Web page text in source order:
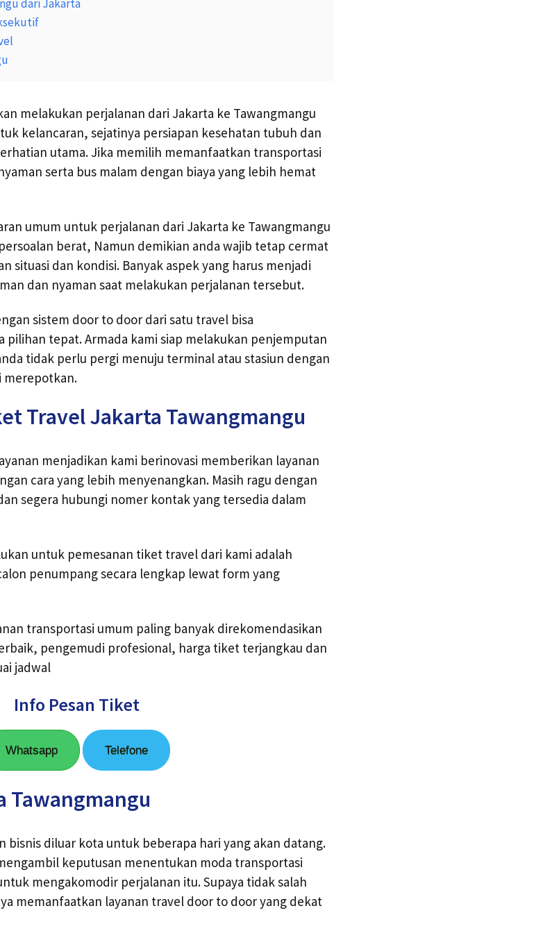
dari Jakarta
melakukan perjalanan dari Jakarta ke Tawangmangu
kelancaran, sejatinya persiapan kesehatan tubuh dan
utama. Jika memilih memanfaatkan transportasi
serta bus malam dengan biaya yang lebih hemat
umum untuk perjalanan dari Jakarta ke Tawangmangu
berat, Namun demikian anda wajib tetap cermat
situasi dan kondisi. Banyak aspek yang harus menjadi
dan nyaman saat melakukan perjalanan tersebut.
sistem door to door dari satu travel bisa
pilihan tepat. Armada kami siap melakukan penjemputan
tidak perlu pergi menuju terminal atau stasiun dengan
merepotkan.
Travel Jakarta Tawangmangu
menjadikan kami berinovasi memberikan layanan
cara yang lebih menyenangkan. Masih ragu dengan
segera hubungi nomer kontak yang tersedia dalam
untuk pemesanan tiket travel dari kami adalah
penumpang secara lengkap lewat form yang
transportasi umum paling banyak direkomendasikan
pengemudi profesional, harga tiket terjangkau dan
jadwal
Info Pesan Tiket
Whatsapp Telefone
Tawangmangu
bisnis diluar kota untuk beberapa hari yang akan datang.
keputusan menentukan moda transportasi
mengakomodir perjalanan itu. Supaya tidak salah
memanfaatkan layanan travel door to door yang dekat